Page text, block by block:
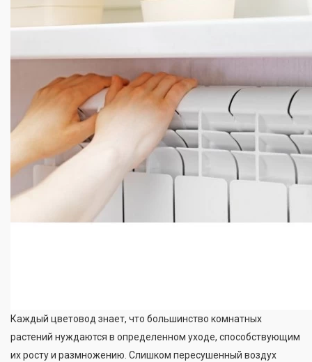
Каждый цветовод знает, что большинство комнатных
растений нуждаются в определенном уходе, способствующим
их росту и размножению. Слишком пересушенный воздух